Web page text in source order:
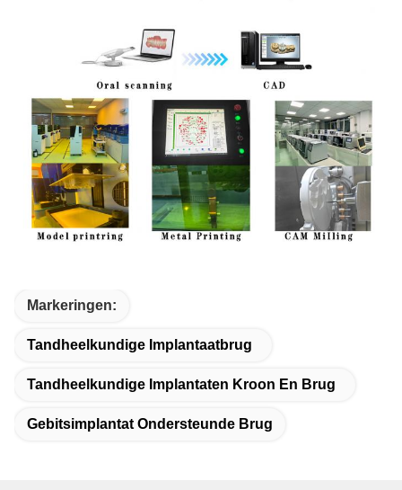
Markeringen:
Tandheelkundige Implantaatbrug
Tandheelkundige Implantaten Kroon En Brug
Gebitsimplantat Ondersteunde Brug